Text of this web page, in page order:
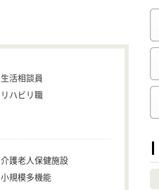
生活相談員
リハビリ職
介護老人保健施設
小規模多機能